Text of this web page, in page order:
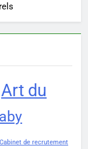
Art du
Cabinet de recrutement